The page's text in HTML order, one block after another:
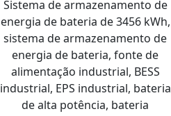
Sistema de armazenamento de
energia de bateria de 3456 kWh,
sistema de armazenamento de
energia de bateria, fonte de
alimentação industrial, BESS
industrial, EPS industrial, bateria
de alta potência, bateria